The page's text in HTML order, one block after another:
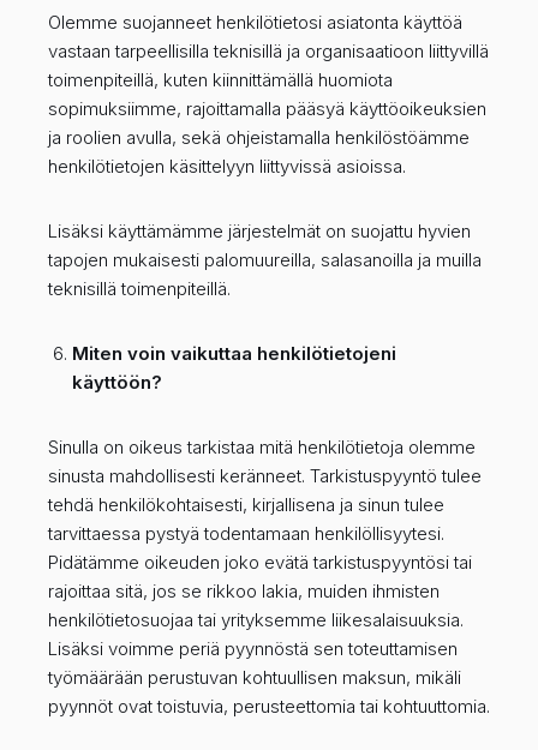
Olemme suojanneet henkilötietosi asiatonta käyttöä
vastaan tarpeellisilla teknisillä ja organisaatioon liittyvillä
toimenpiteillä, kuten kiinnittämällä huomiota
sopimuksiimme, rajoittamalla pääsyä käyttöoikeuksien
ja roolien avulla, sekä ohjeistamalla henkilöstöämme
henkilötietojen käsittelyyn liittyvissä asioissa.
Lisäksi käyttämämme järjestelmät on suojattu hyvien
tapojen mukaisesti palomuureilla, salasanoilla ja muilla
teknisillä toimenpiteillä.
Miten voin vaikuttaa henkilötietojeni
käyttöön?
Sinulla on oikeus tarkistaa mitä henkilötietoja olemme
sinusta mahdollisesti keränneet. Tarkistuspyyntö tulee
tehdä henkilökohtaisesti, kirjallisena ja sinun tulee
tarvittaessa pystyä todentamaan henkilöllisyytesi.
Pidätämme oikeuden joko evätä tarkistuspyyntösi tai
rajoittaa sitä, jos se rikkoo lakia, muiden ihmisten
henkilötietosuojaa tai yrityksemme liikesalaisuuksia.
Lisäksi voimme periä pyynnöstä sen toteuttamisen
työmäärään perustuvan kohtuullisen maksun, mikäli
pyynnöt ovat toistuvia, perusteettomia tai kohtuuttomia.